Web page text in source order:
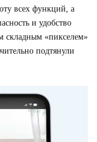
всех функций, а
и удобство
складным «пикселем»
подтянули